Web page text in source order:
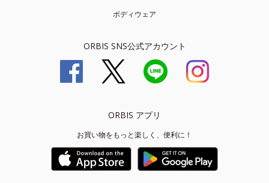
ボディウェア
ORBIS SNS公式アカウント
ORBIS アプリ
お買い物をもっと楽しく、便利に！